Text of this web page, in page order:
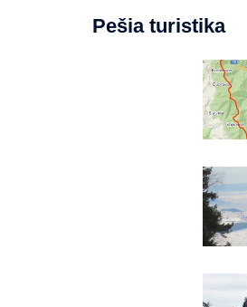
Pešia turistika